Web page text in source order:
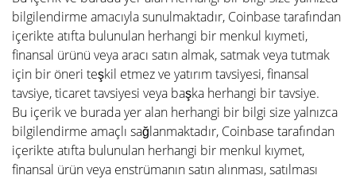
bilgilendirme amacıyla sunulmaktadır, Coinbase tarafından
içerikte atıfta bulunulan herhangi bir menkul kıymeti,
finansal ürünü veya aracı satın almak, satmak veya tutmak
için bir öneri teşkil etmez ve yatırım tavsiyesi, finansal
tavsiye, ticaret tavsiyesi veya başka herhangi bir tavsiye.
Bu içerik ve burada yer alan herhangi bir bilgi size yalnızca
bilgilendirme amaçlı sağlanmaktadır, Coinbase tarafından
içerikte atıfta bulunulan herhangi bir menkul kıymet,
finansal ürün veya enstrümanın satın alınması, satılması